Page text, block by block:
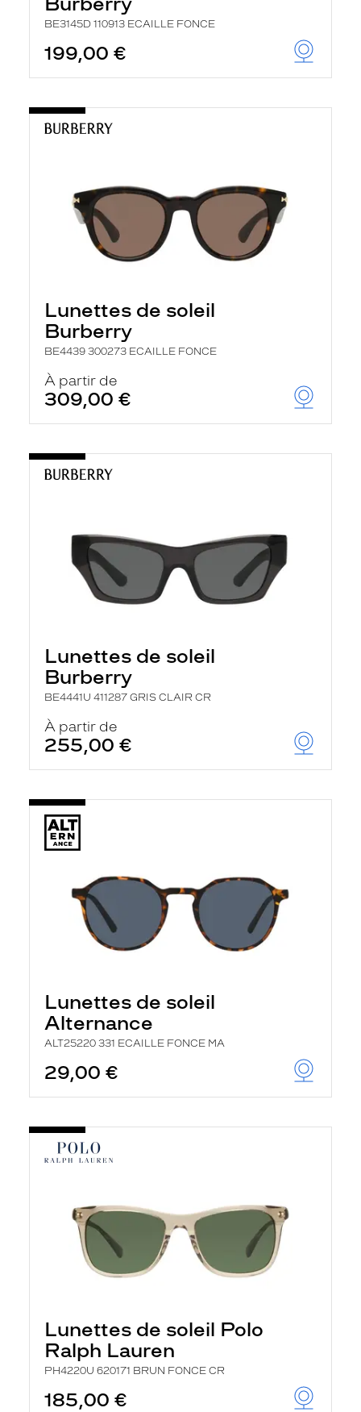
BE3145D 110913 ECAILLE FONCE
199,00 €
Lunettes de soleil
Burberry
BE4439 300273 ECAILLE FONCE
À partir de
309,00 €
Lunettes de soleil
Burberry
BE4441U 411287 GRIS CLAIR CR
À partir de
255,00 €
Lunettes de soleil
Alternance
ALT25220 331 ECAILLE FONCE MA
29,00 €
Lunettes de soleil Polo
Ralph Lauren
PH4220U 620171 BRUN FONCE CR
185,00 €